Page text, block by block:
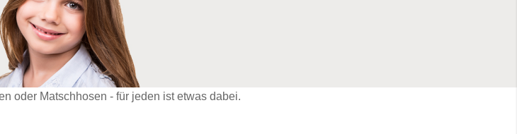
oder Matschhosen - für jeden ist etwas dabei.